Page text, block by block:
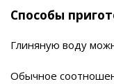
Способы
Глиняную воду
Обычное